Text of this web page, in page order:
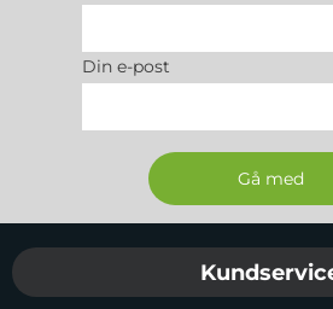
Din e-post
Sidfot Blandad info